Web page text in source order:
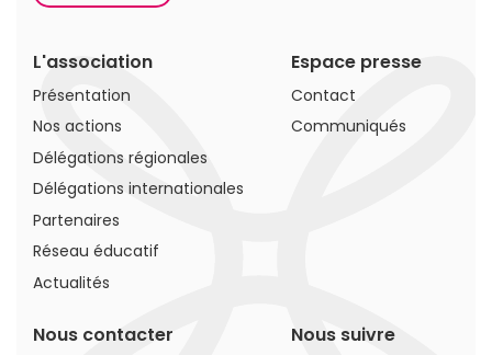
L'association
Présentation
Nos actions
Délégations régionales
Délégations internationales
Partenaires
Réseau éducatif
Actualités
Espace presse
Contact
Communiqués
Nous contacter Nous suivre